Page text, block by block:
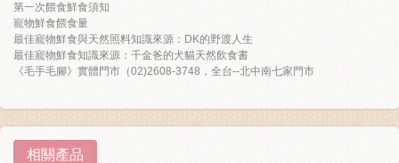
第一次餵食鮮食須知
寵物鮮食餵食量
最佳寵物鮮食與天然照料知識來源：DK的野渡人生
最佳寵物鮮食知識來源：千金爸的犬貓天然飲食書
《毛手毛腳》實體門市（02)2608-3748，全台--北中南七家門市
相關產品